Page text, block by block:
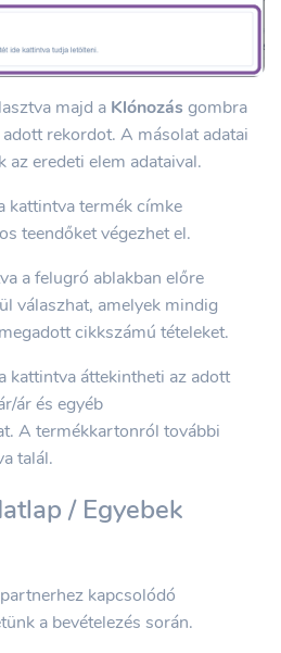
majd a Klónozás gombra
rekordot. A másolat adatai
az eredeti elem adataival.
kattintva termék címke
teendőket végezhet el.
a felugró ablakban előre
válaszhat, amelyek mindig
cikkszámú tételeket.
kattintva áttekintheti az adott
ár és egyéb
A termékkartonról további
talál.
/ Egyebek
kapcsolódó
a bevételezés során.